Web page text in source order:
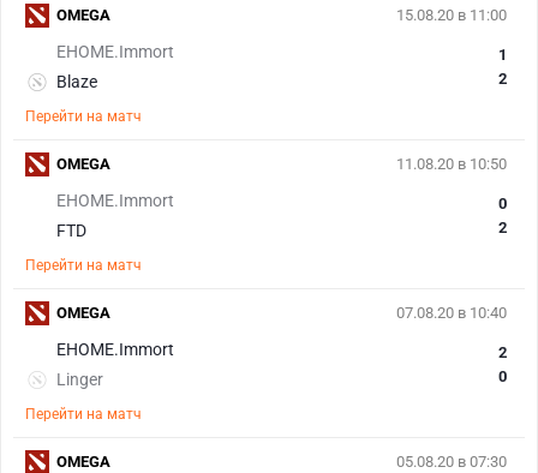
15.08.20 в 11:00
EHOME.Immort
Blaze
1
2
Перейти на матч
OMEGA
11.08.20 в 10:50
EHOME.Immort
FTD
0
2
Перейти на матч
OMEGA
07.08.20 в 10:40
EHOME.Immort
Linger
2
0
Перейти на матч
OMEGA
05.08.20 в 07:30
OMEGA